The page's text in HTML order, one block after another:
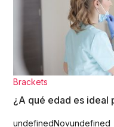
Brackets
¿A qué edad es ideal
undefinedNovundefined